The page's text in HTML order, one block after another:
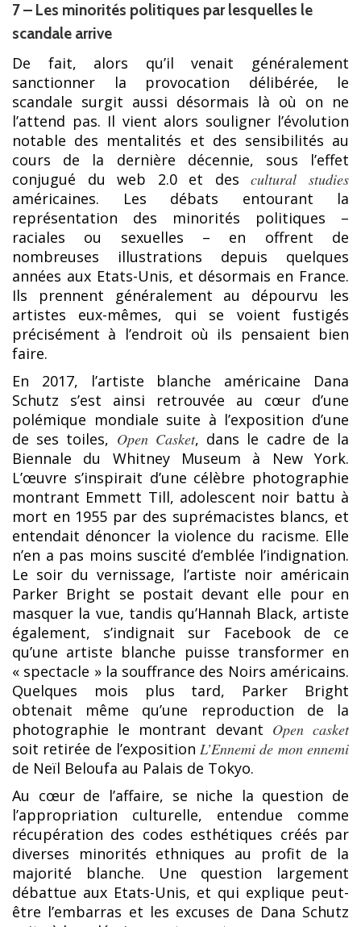
7 – Les minorités politiques par lesquelles le
scandale arrive
De fait, alors qu’il venait généralement
sanctionner la provocation délibérée, le
scandale surgit aussi désormais là où on ne
l’attend pas. Il vient alors souligner l’évolution
notable des mentalités et des sensibilités au
cours de la dernière décennie, sous l’effet
conjugué du web 2.0 et descultural studies
américaines. Les débats entourant la
représentation des minorités politiques –
raciales ou sexuelles – en offrent de
nombreuses illustrations depuis quelques
années aux Etats-Unis, et désormais en France.
Ils prennent généralement au dépourvu les
artistes eux-mêmes, qui se voient fustigés
précisément à l’endroit où ils pensaient bien
faire.
En 2017, l’artiste blanche américaine Dana
Schutz s’est ainsi retrouvée au cœur d’une
polémique mondiale suite à l’exposition d’une
de ses toiles, Open Casket, dans le cadre de la
Biennale du Whitney Museum à New York.
L’œuvre s’inspirait d’une célèbre photographie
montrant Emmett Till, adolescent noir battu à
mort en 1955 par des suprémacistes blancs, et
entendait dénoncer la violence du racisme. Elle
n’en a pas moins suscité d’emblée l’indignation.
Le soir du vernissage, l’artiste noir américain
Parker Bright se postait devant elle pour en
masquer la vue, tandis qu’Hannah Black, artiste
également, s’indignait sur Facebook de ce
qu’une artiste blanche puisse transformer en
« spectacle » la souffrance des Noirs américains.
Quelques mois plus tard, Parker Bright
obtenait même qu’une reproduction de la
photographie le montrant devant Open casket
soit retirée de l’expositionL’Ennemi de mon ennemi
de Neïl Beloufa au Palais de Tokyo.
Au cœur de l’affaire, se niche la question de
l’appropriation culturelle, entendue comme
récupération des codes esthétiques créés par
diverses minorités ethniques au profit de la
majorité blanche. Une question largement
débattue aux Etats-Unis, et qui explique peut-
être l’embarras et les excuses de Dana Schutz